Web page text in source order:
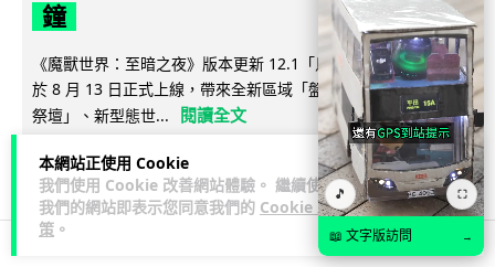
本網站正使用 Cookie
我們使用 Cookie 改善網站體驗。 繼續使用
我們的網站即表示您同意我們的 Cookie 政
策 。
鐘
《魔獸世界：至暗之夜》版本更新 12.1「烏拉特克的詛咒」將
於 8 月 13 日正式上線，帶來全新區域「盤蛇島」、地城「毒牙
祭壇」、新型態世...
閱讀全文
116 分享
🎵 ⛶
📖 文字版訪問 →